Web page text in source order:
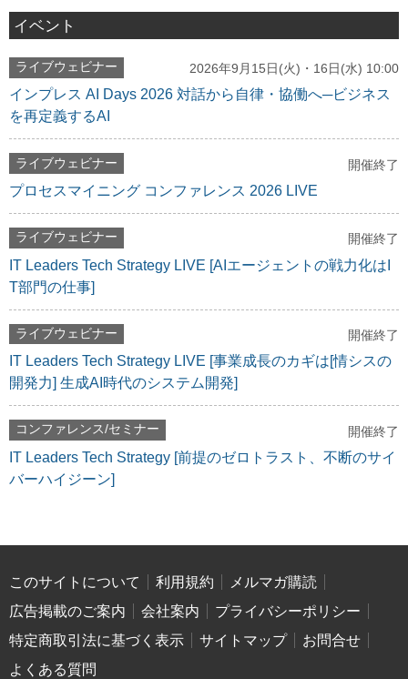
イベント
ライブウェビナー 2026年9月15日(火)・16日(水) 10:00
インプレス AI Days 2026 対話から自律・協働へ─ビジネス
を再定義するAI
ライブウェビナー 開催終了
プロセスマイニング コンファレンス 2026 LIVE
ライブウェビナー 開催終了
IT Leaders Tech Strategy LIVE [AIエージェントの戦力化はI
T部門の仕事]
ライブウェビナー 開催終了
IT Leaders Tech Strategy LIVE [事業成長のカギは[情シスの
開発力] 生成AI時代のシステム開発]
コンファレンス/セミナー 開催終了
IT Leaders Tech Strategy [前提のゼロトラスト、不断のサイ
バーハイジーン]
このサイトについて 利用規約
メルマガ購読
広告掲載のご案内
会社案内
プライバシーポリシー
特定商取引法に基づく表示
サイトマップ
お問合せ
よくある質問